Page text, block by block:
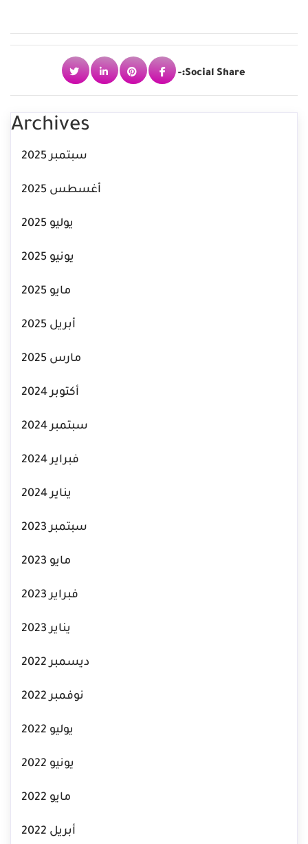
Social Share:-
Archives
سبتمبر 2025
أغسطس 2025
يوليو 2025
يونيو 2025
مايو 2025
أبريل 2025
مارس 2025
أكتوبر 2024
سبتمبر 2024
فبراير 2024
يناير 2024
سبتمبر 2023
مايو 2023
فبراير 2023
يناير 2023
ديسمبر 2022
نوفمبر 2022
يوليو 2022
يونيو 2022
مايو 2022
أبريل 2022